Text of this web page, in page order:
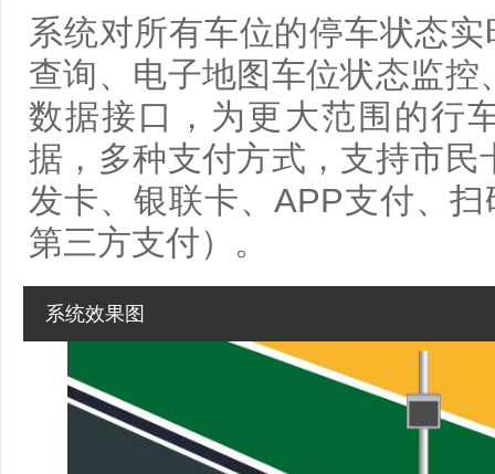
系统对所有车位的停车状态
查询、电子地图车位状态监
数据接口，为更大范围的行
据，多种支付方式，支持市
发卡、银联卡、APP支付、
第三方支付）。
系统效果图